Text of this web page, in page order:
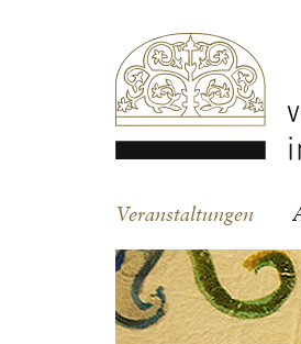
Navigation
Veranstaltungen